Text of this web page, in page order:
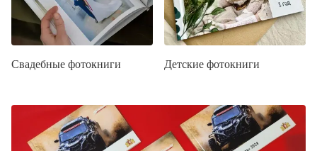
Свадебные фотокниги Детские фотокниги